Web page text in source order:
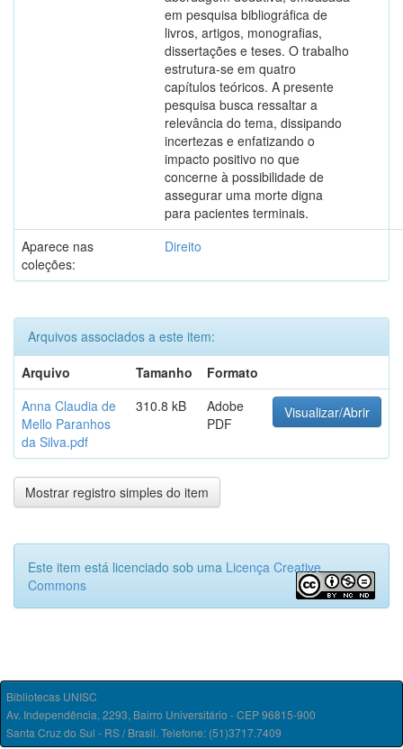
em pesquisa bibliográfica de
livros, artigos, monografias,
dissertações e teses. O trabalho
estrutura-se em quatro
capítulos teóricos. A presente
pesquisa busca ressaltar a
relevância do tema, dissipando
incertezas e enfatizando o
impacto positivo no que
concerne à possibilidade de
assegurar uma morte digna
para pacientes terminais.
Aparece nas
coleções:
Direito
Arquivos associados a este item:
Arquivo
Tamanho
Formato
Anna Claudia de
Mello Paranhos
da Silva.pdf
310.8 kB
Adobe
PDF
Visualizar/Abrir
Mostrar registro simples do item
Este item está licenciado sob uma Licença Creative
Commons
Bibliotecas UNISC
Av. Independência, 2293, Bairro Universitário - CEP 96815-900
Santa Cruz do Sul - RS / Brasil. Telefone: (51)3717.7409